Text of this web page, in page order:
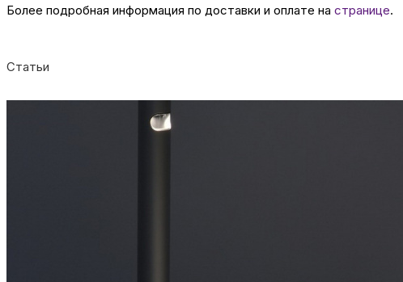
Более подробная информация по доставки и оплате на странице.
Статьи